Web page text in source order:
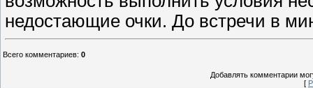
недостающие очки. До встречи в
Всего комментариев: 0
Добавлять комментарии
[